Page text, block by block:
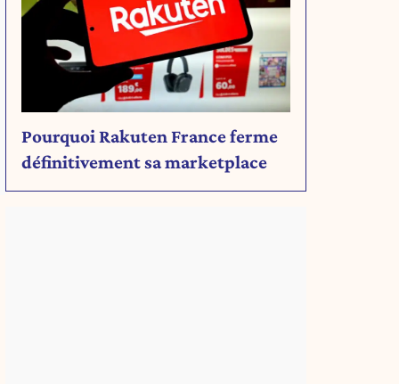
Pourquoi Rakuten France ferme
définitivement sa marketplace